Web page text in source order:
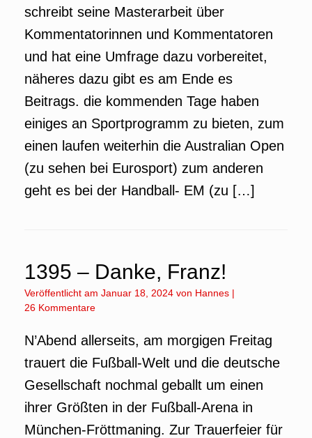
schreibt seine Masterarbeit über
Kommentatorinnen und Kommentatoren
und hat eine Umfrage dazu vorbereitet,
näheres dazu gibt es am Ende es
Beitrags. die kommenden Tage haben
einiges an Sportprogramm zu bieten, zum
einen laufen weiterhin die Australian Open
(zu sehen bei Eurosport) zum anderen
geht es bei der Handball- EM (zu […]
1395 – Danke, Franz!
Veröffentlicht am Januar 18, 2024 von Hannes |
26 Kommentare
N’Abend allerseits, am morgigen Freitag
trauert die Fußball-Welt und die deutsche
Gesellschaft nochmal geballt um einen
ihrer Größten in der Fußball-Arena in
München-Fröttmaning. Zur Trauerfeier für